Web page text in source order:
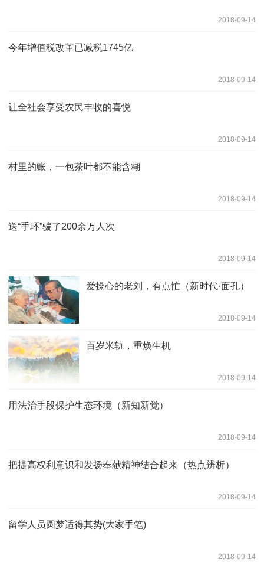
2018-09-14
今年增值税改革已减税1745亿
2018-09-14
让全社会享受农民丰收的喜悦
2018-09-14
村里的账，一包茶叶都不能含糊
2018-09-14
送“手环”骗了200余万人次
2018-09-14
爱操心的老刘，有点忙（新时代·面孔）
2018-09-14
百岁米轨，重焕生机
2018-09-14
用法治手段保护生态环境（新知新觉）
2018-09-14
把提高权利意识和发扬奉献精神结合起来（热点辨析）
2018-09-14
留学人员圆梦适得其势(大家手笔)
2018-09-14